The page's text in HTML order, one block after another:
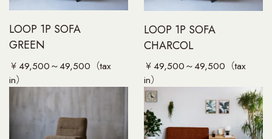
LOOP 1P SOFA
GREEN
￥49,500～49,500（tax
in）
LOOP 1P SOFA
CHARCOL
￥49,500～49,500（tax
in）